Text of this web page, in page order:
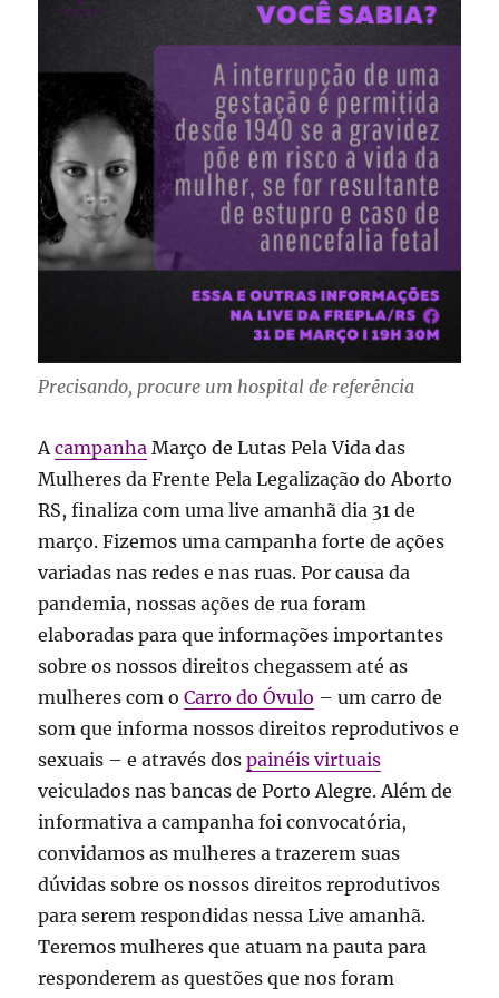
Precisando, procure um hospital de referência
Acampanha Março de Lutas Pela Vida das
Mulheres da Frente Pela Legalização do Aborto
RS, finaliza com uma live amanhã dia 31 de
março. Fizemos uma campanha forte de ações
variadas nas redes e nas ruas. Por causa da
pandemia, nossas ações de rua foram
elaboradas para que informações importantes
sobre os nossos direitos chegassem até as
mulheres com oCarro do Óvulo – um carro de
som que informa nossos direitos reprodutivos e
sexuais – e através dospainéis virtuais
veiculados nas bancas de Porto Alegre. Além de
informativa a campanha foi convocatória,
convidamos as mulheres a trazerem suas
dúvidas sobre os nossos direitos reprodutivos
para serem respondidas nessa Live amanhã.
Teremos mulheres que atuam na pauta para
responderem as questões que nos foram